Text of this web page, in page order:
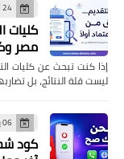
24 أبريل 2026
كليات
مصر
إذا كنت تبحث عن كليات
ليست قلة النتائج، بل
06 يوليو 2026
كود